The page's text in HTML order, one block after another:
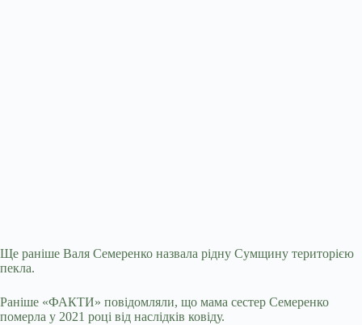
Ще раніше Валя Семеренко назвала рідну Сумщину територією
пекла.
Раніше «ФАКТИ» повідомляли, що мама сестер Семеренко
померла у 2021 році від наслідків ковіду.